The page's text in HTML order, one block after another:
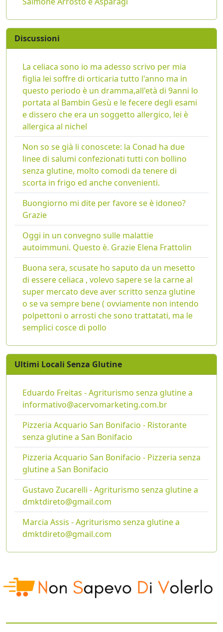
Discussioni
La celiaca sono io ma adesso scrivo per mia
figlia lei soffre di orticaria tutto l'anno ma in
questo periodo è un dramma,all'età di 9anni lo
portata al Bambin Gesù e le fecere degli esami
e dissero che era un soggetto allergico, lei è
allergica al nichel
Non so se già li conoscete: la Conad ha due
linee di salumi confezionati tutti con bollino
senza glutine, molto comodi da tenere di
scorta in frigo ed anche convenienti.
Buongiorno mi dite per favore se è idoneo?
Grazie
Oggi in un convegno sulle malattie
autoimmuni. Questo è. Grazie Elena Frattolin
Buona sera, scusate ho saputo da un mesetto
di essere celiaca , volevo sapere se la carne al
super mercato deve aver scritto senza glutine
o se va sempre bene ( ovviamente non intendo
polpettoni o arrosti che sono trattatati, ma le
semplici cosce di pollo
Ultimi Locali Senza Glutine
Eduardo Freitas - Agriturismo senza glutine a
informativo@acervomarketing.com.br
Pizzeria Acquario San Bonifacio - Ristorante
senza glutine a San Bonifacio
Pizzeria Acquario San Bonifacio - Pizzeria senza
glutine a San Bonifacio
Gustavo Zucarelli - Agriturismo senza glutine a
dmktdireto@gmail.com
Marcia Assis - Agriturismo senza glutine a
dmktdireto@gmail.com